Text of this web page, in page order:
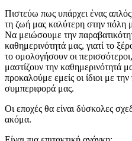
Πιστεύω πως υπάρχει ένας
τη ζωή μας καλύτερη στην πόλη
Να μειώσουμε την
καθημερινότητά μας, γιατί το
το ομολογήσουν οι
μαστίζουν την καθημερινότητά
προκαλούμε εμείς οι ίδιοι με
συμπεριφορά μας.
Οι εποχές θα είναι δύσκολες
ακόμα.